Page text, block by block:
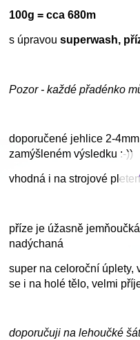
100g = cca 680m
s úpravousuperwash,
Pozor - každé přadénko
doporučené jehlice 2-
zamýšleném výsledku :-))
vhodná i na strojové
příze je úžasně
nadýchaná
super na celoroční úplety,
se i na holé tělo, velmi
doporučuji na lehoučké